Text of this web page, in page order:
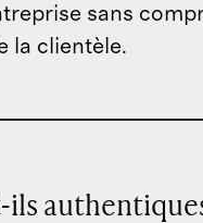
sans
la clientèle.
ils